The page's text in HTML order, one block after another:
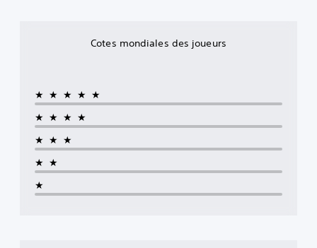
Cotes mondiales des joueurs
★★★★★
★★★★
★★★
★★
★